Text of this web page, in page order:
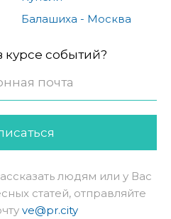
Балашиха - Москва
курсе событий?
людям или у Вас
статей, отправляйте
ve@pr.city